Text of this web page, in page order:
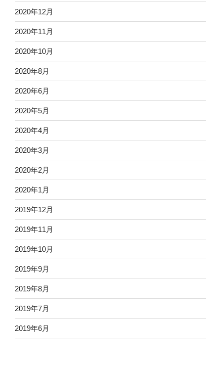
2020年12月
2020年11月
2020年10月
2020年8月
2020年6月
2020年5月
2020年4月
2020年3月
2020年2月
2020年1月
2019年12月
2019年11月
2019年10月
2019年9月
2019年8月
2019年7月
2019年6月